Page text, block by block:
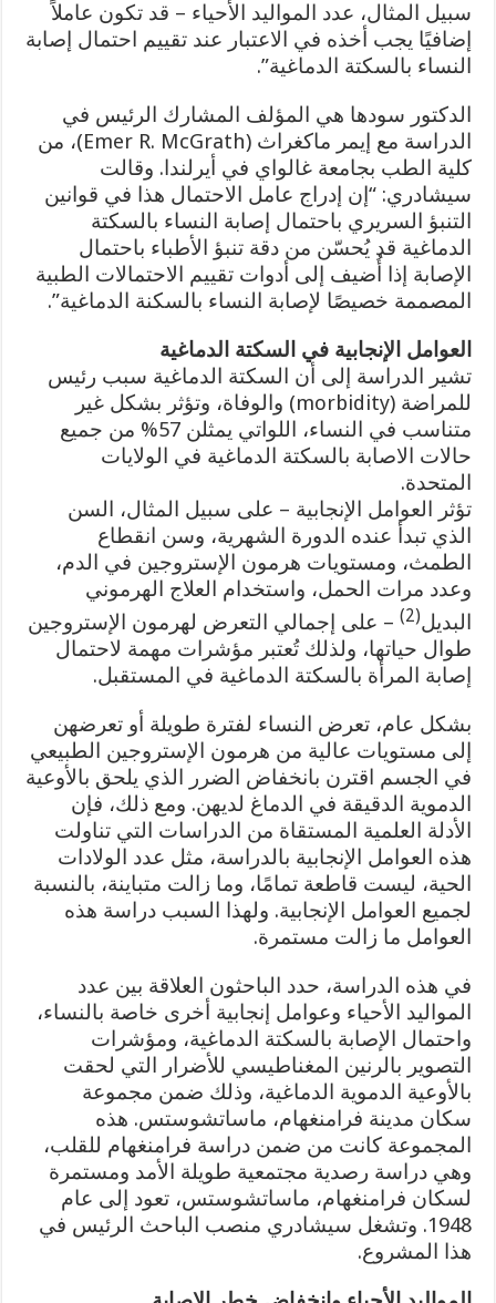
سبيل المثال، عدد المواليد الأحياء – قد تكون عاملاً
إضافيًا يجب أخذه في الاعتبار عند تقييم احتمال إصابة
النساء بالسكتة الدماغية”.
الدكتور سودها هي المؤلف المشارك الرئيس في
الدراسة مع إيمر ماكغراث (Emer R. McGrath)، من
كلية الطب بجامعة غالواي في أيرلندا. وقالت
سيشادري: “إن إدراج عامل الاحتمال هذا في قوانين
التنبؤ السريري باحتمال إصابة النساء بالسكتة
الدماغية قد يُحسّن من دقة تنبؤ الأطباء باحتمال
الإصابة إذا أُضيف إلى أدوات تقييم الاحتمالات الطبية
المصممة خصيصًا لإصابة النساء بالسكنة الدماغية”.
العوامل الإنجابية في السكتة الدماغية
تشير الدراسة إلى أن السكتة الدماغية سبب رئيس
للمراضة (morbidity) والوفاة، وتؤثر بشكل غير
متناسب في النساء، اللواتي يمثلن 57% من جميع
حالات الاصابة بالسكتة الدماغية في الولايات
المتحدة.
تؤثر العوامل الإنجابية – على سبيل المثال، السن
الذي تبدأ عنده الدورة الشهرية، وسن انقطاع
الطمث، ومستويات هرمون الإستروجين في الدم،
وعدد مرات الحمل، واستخدام العلاج الهرموني
البديل(2)
– على إجمالي التعرض لهرمون الإستروجين
طوال حياتها، ولذلك تُعتبر مؤشرات مهمة لاحتمال
إصابة المرأة بالسكتة الدماغية في المستقبل.
بشكل عام، تعرض النساء لفترة طويلة أو تعرضهن
إلى مستويات عالية من هرمون الإستروجين الطبيعي
في الجسم اقترن بانخفاض الضرر الذي يلحق بالأوعية
الدموية الدقيقة في الدماغ لديهن. ومع ذلك، فإن
الأدلة العلمية المستقاة من الدراسات التي تناولت
هذه العوامل الإنجابية بالدراسة، مثل عدد الولادات
الحية، ليست قاطعة تمامًا، وما زالت متباينة، بالنسبة
لجميع العوامل الإنجابية. ولهذا السبب دراسة هذه
العوامل ما زالت مستمرة.
في هذه الدراسة، حدد الباحثون العلاقة بين عدد
المواليد الأحياء وعوامل إنجابية أخرى خاصة بالنساء،
واحتمال الإصابة بالسكتة الدماغية، ومؤشرات
التصوير بالرنين المغناطيسي للأضرار التي لحقت
بالأوعية الدموية الدماغية، وذلك ضمن مجموعة
سكان مدينة فرامنغهام، ماساتشوستس. هذه
المجموعة كانت من ضمن دراسة فرامنغهام للقلب،
وهي دراسة رصدية مجتمعية طويلة الأمد ومستمرة
لسكان فرامنغهام، ماساتشوستس، تعود إلى عام
1948. وتشغل سيشادري منصب الباحث الرئيس في
هذا المشروع.